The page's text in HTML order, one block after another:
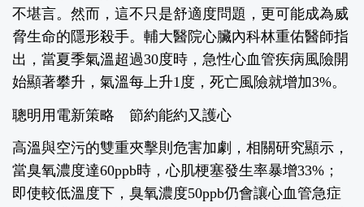
不堪言。然而，這不只是舒適度問題，更可能成為威
脅生命的隱形殺手。輔大醫院心臟內科林重佑醫師指
出，當夏季氣溫超過30度時，急性心血管疾病風險開
始顯著攀升，氣溫每上升1度，死亡風險就增加3%。
聰明用電新策略 節約能約又護心
高溫與空污的雙重夾擊則危害加劇，相關研究顯示，
當臭氧濃度達60ppb時，心肌梗塞發生率暴增33%；
即使較低溫度下，臭氧濃度50ppb仍會讓心血管急症